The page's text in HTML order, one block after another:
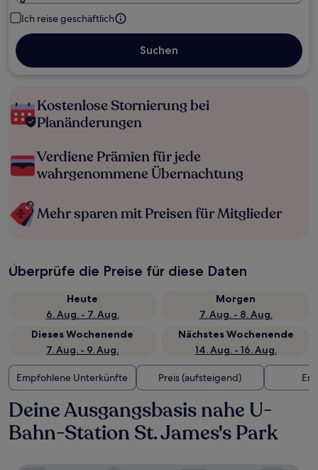
Ich reise geschäftlich
Suchen
Kostenlose Stornierung bei
Planänderungen
Verdiene Prämien für jede
wahrgenommene Übernachtung
Mehr sparen mit Preisen für Mitglieder
Überprüfe die Preise für diese Daten
Heute
6. Aug. - 7. Aug.
Morgen
7. Aug. - 8. Aug.
Dieses Wochenende
7. Aug. - 9. Aug.
Nächstes Wochenende
14. Aug. - 16. Aug.
Empfohlene Unterkünfte Preis (aufsteigend)
Deine Ausgangsbasis nahe U-
Bahn-Station St. James's Park